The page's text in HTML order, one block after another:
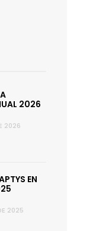
2026
2026
EN
2025